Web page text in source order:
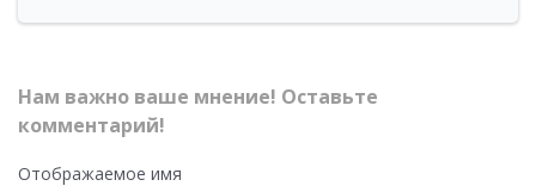
Нам важно ваше мнение! Оставьте
комментарий!
Отображаемое имя